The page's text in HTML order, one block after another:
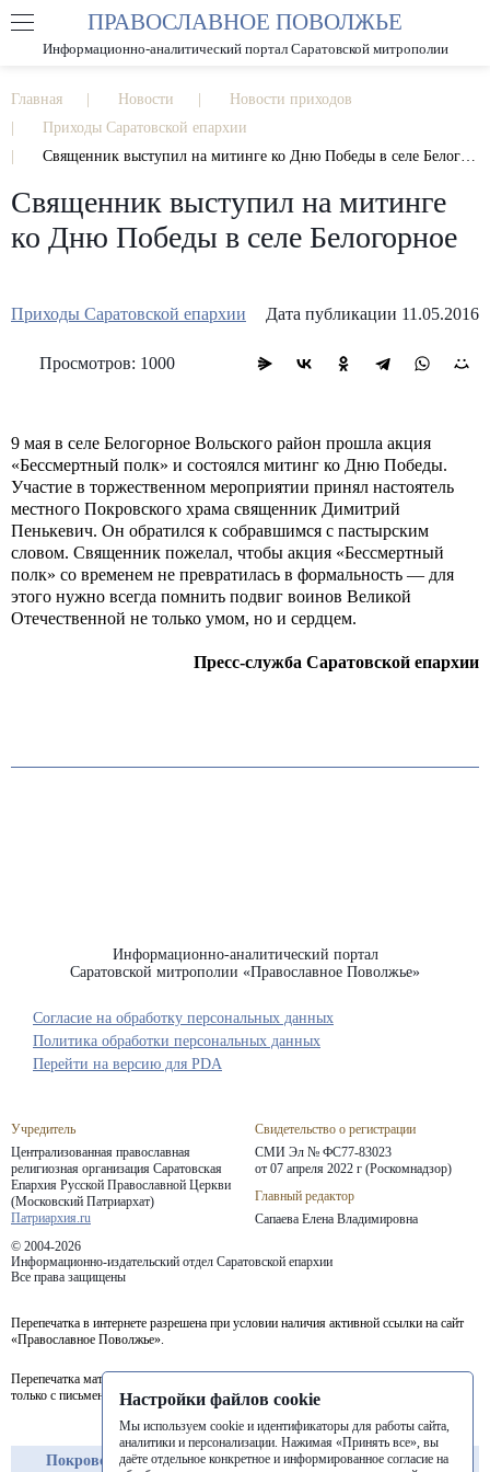
РАЗМЕР ШРИФТА А А
ПРАВОСЛАВНОЕ ПОВОЛЖЬЕ
Информационно-аналитический портал Саратовской митрополии
Главная Новости
Новости приходов
Приходы Саратовской епархии
Священник выступил на митинге ко Дню Победы в селе Белогорное
Священник выступил на митинге
ко Дню Победы в селе Белогорное
Приходы Саратовской епархии Дата публикации 11.05.2016
Просмотров: 1000
9 мая в селе Белогорное Вольского район прошла акция
«Бессмертный полк» и состоялся митинг ко Дню Победы.
Участие в торжественном мероприятии принял настоятель
местного Покровского храма священник Димитрий
Пенькевич. Он обратился к собравшимся с пастырским
словом. Священник пожелал, чтобы акция «Бессмертный
полк» со временем не превратилась в формальность — для
этого нужно всегда помнить подвиг воинов Великой
Отечественной не только умом, но и сердцем.
Пресс-служба Саратовской епархии
Информационно-аналитический портал
Саратовской митрополии «Православное Поволжье»
Учредитель
Централизованная православная
религиозная организация Саратовская
Епархия Русской Православной Церкви
(Московский Патриархат)
Патриархия.ru
Свидетельство о регистрации
СМИ Эл № ФС77-83023
от 07 апреля 2022 г (Роскомнадзор)
Главный редактор
Сапаева Елена Владимировна
© 2004-2026
Информационно-издательский отдел Саратовской епархии
Все права защищены
Согласие на обработку персональных данных
Политика обработки персональных данных
Перепечатка в интернете разрешена при условии наличия активной ссылки на сайт
«Православное Поволжье».
Перепечатка материалов портала в печатных изданиях (книгах, прессе) возможна
только с письменного разрешения редакции.
Покровская
Балашовская
Балаковская
Перейти на версию для PDA
Настройки файлов cookie
Мы используем cookie и идентификаторы для работы сайта,
аналитики и персонализации. Нажимая «Принять все», вы
даёте отдельное конкретное и информированное согласие на